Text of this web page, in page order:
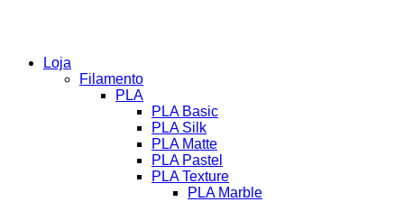
Loja
Filamento
PLA
PLA Basic
PLA Silk
PLA Matte
PLA Pastel
PLA Texture
PLA Marble